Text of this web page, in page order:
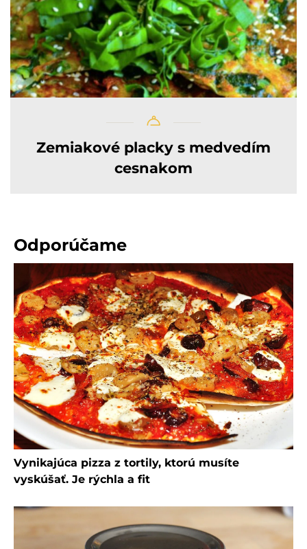
Zemiakové placky s medvedím
cesnakom
Odporúčame
Vynikajúca pizza z tortily, ktorú musíte
vyskúšať. Je rýchla a fit